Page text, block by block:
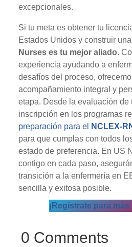
excepcionales.
Si tu meta es obtener tu
Estados Unidos y construir
Nurses es tu mejor aliado.
experiencia ayudando a
desafíos del proceso,
acompañamiento integral y
etapa. Desde la evaluación de
inscripción en los programas
preparación para el
NCLEX-
para que cumplas con todos
estado de preferencia. En US
contigo en cada paso,
transición a la enfermería en
sencilla y exitosa posible.
¡Regístrate para
0 Comments